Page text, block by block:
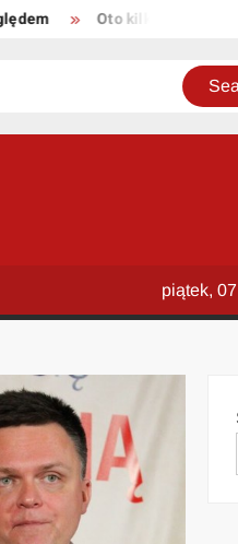
Oto kilka propozycji
piątek,